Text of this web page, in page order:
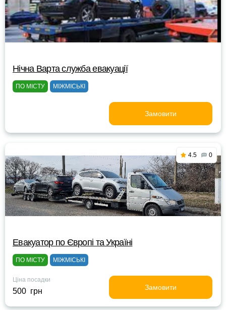
Нічна Варта служба евакуації
ПО МІСТУ МІЖМІСЬКІ
Замовити
4.5 0
Евакуатор по Європі та Україні
ПО МІСТУ МІЖМІСЬКІ
Ціна посадки
500 грн Замовити